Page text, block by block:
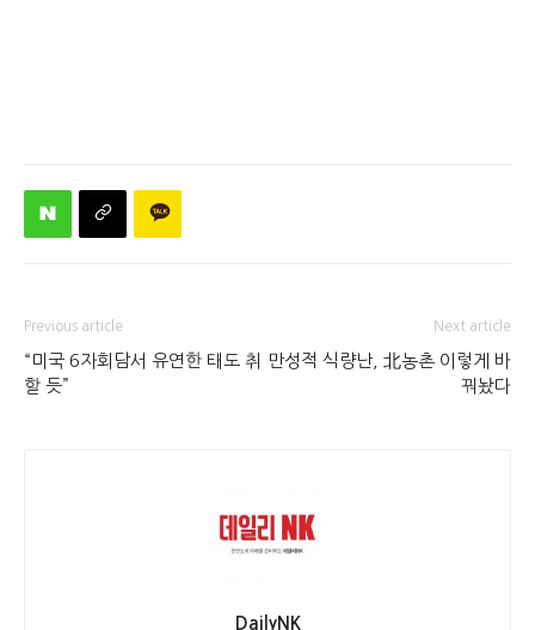
Previous article
“미국 6자회담서 유연한 태도 취
할 듯”
Next article
만성적 식량난, 北농촌 이렇게 바
꿔놨다
DailyNK